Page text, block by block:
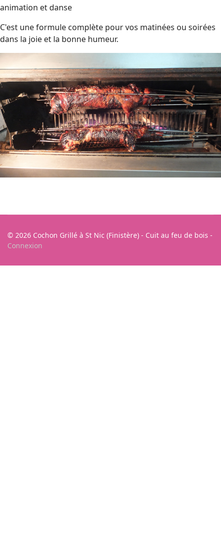
animation et danse
C'est une formule complète pour vos matinées ou soirées
dans la joie et la bonne humeur.
© 2026 Cochon Grillé à St Nic (Finistère) - Cuit au feu de bois -
Connexion